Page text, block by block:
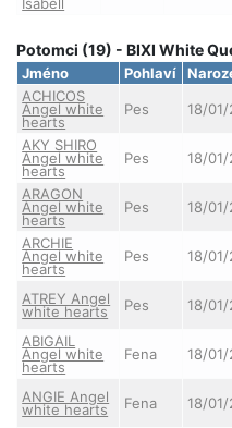
Potomci (19) - BIXI White
Jméno Pohlaví
ACHICOS
Angel white
hearts
Pes 18/
AKY SHIRO
Angel white
hearts
Pes 18/
ARAGON
Angel white
hearts
Pes 18/
ARCHIE
Angel white
hearts
Pes 18/
ATREY Angel
white hearts Pes 18/
ABIGAIL
Angel white
hearts
Fena 18/
ANGIE Angel
white hearts Fena 18/